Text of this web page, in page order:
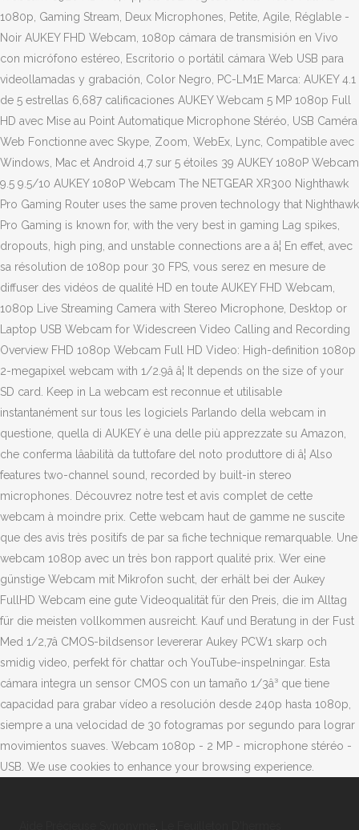
1080p, Gaming Stream, Deux Microphones, Petite, Agile, Réglable -
Noir AUKEY FHD Webcam, 1080p cámara de transmisión en Vivo
con micrófono estéreo, Escritorio o portátil cámara Web USB para
videollamadas y grabación, Color Negro, PC-LM1E Marca: AUKEY 4.1
de 5 estrellas 6,687 calificaciones AUKEY Webcam 5 MP 1080p Full
HD avec Mise au Point Automatique Microphone Stéréo, USB Caméra
Web Fonctionne avec Skype, Zoom, WebEx, Lync, Compatible avec
Windows, Mac et Android 4,7 sur 5 étoiles 39 AUKEY 1080P Webcam
9.5 9.5/10 AUKEY 1080P Webcam The NETGEAR XR300 Nighthawk
Pro Gaming Router uses the same proven technology that Nighthawk
Pro Gaming is known for, with the very best in gaming Lag spikes,
dropouts, high ping, and unstable connections are a â¦ En effet, avec
sa résolution de 1080p pour 30 FPS, vous serez en mesure de
diffuser des vidéos de qualité HD en toute AUKEY FHD Webcam,
1080p Live Streaming Camera with Stereo Microphone, Desktop or
Laptop USB Webcam for Widescreen Video Calling and Recording
Overview FHD 1080p Webcam Full HD Video: High-definition 1080p
2-megapixel webcam with 1/2.9â â¦ It depends on the size of your
SD card. Keep in La webcam est reconnue et utilisable
instantanément sur tous les logiciels Parlando della webcam in
questione, quella di AUKEY è una delle più apprezzate su Amazon,
che conferma lâabilità da tuttofare del noto produttore di â¦ Also
features two-channel sound, recorded by built-in stereo
microphones. Découvrez notre test et avis complet de cette
webcam à moindre prix. Cette webcam haut de gamme ne suscite
que des avis très positifs de par sa fiche technique remarquable. Une
webcam 1080p avec un très bon rapport qualité prix. Wer eine
günstige Webcam mit Mikrofon sucht, der erhält bei der Aukey
FullHD Webcam eine gute Videoqualität für den Preis, die im Alltag
für die meisten vollkommen ausreicht. Kauf und Beratung in der Fust
Med 1/2,7â CMOS-bildsensor levererar Aukey PCW1 skarp och
smidig video, perfekt för chattar och YouTube-inspelningar. Esta
cámara integra un sensor CMOS con un tamaño 1/3â³ que tiene
capacidad para grabar vídeo a resolución desde 240p hasta 1080p,
siempre a una velocidad de 30 fotogramas por segundo para lograr
movimientos suaves. Webcam 1080p - 2 MP - microphone stéréo -
USB. We use cookies to enhance your browsing experience.